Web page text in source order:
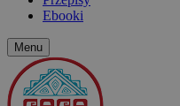
Ebooki
Menu